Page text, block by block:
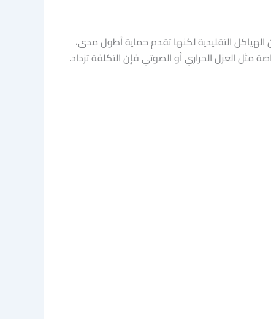
التقليدية لكنها تقدم حماية أطول مدى،
العزل الحراري أو الصوتي فإن التكلفة تزداد.